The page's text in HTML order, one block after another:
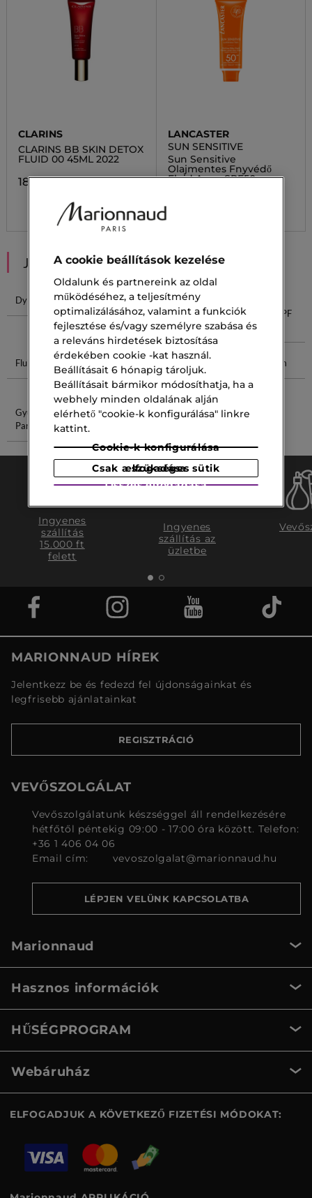
CLARINS
CLARINS BB SKIN DETOX
FLUID 00 45ML 2022
18 600,00 Ft
LANCASTER
SUN SENSITIVE
Sun Sensitive
Olajmentes Fnyvédő
Fluid Arcra SPF50
JAVASOLT NEKED
Dylan Blue SPF Spray Shiseido SPF
Rénergie SPF
50
Fluid Arcra
Eltávolító
Vitamin C
Rózsa Krém
Gyümölcsös
Parfüm
Parfüm Spray
Ingyenes
szállítás
15.000 ft
felett
Ingyenes
szállítás az
üzletbe
MARIONNAUD HÍREK
Jelentkezz be és fedezd fel újdonságainkat és
legfrisebb ajánlatainkat
REGISZTRÁCIÓ
VEVŐSZOLGÁLAT
Vevőszolgálatunk készséggel áll rendelkezésére
hétfőtől péntekig 09:00 - 17:00 óra között. Telefon:
+36 1 406 04 06
Email cím:
vevoszolgalat@marionnaud.hu
LÉPJEN VELÜNK KAPCSOLATBA
Marionnaud
Hasznos információk
HŰSÉGPROGRAM
Webáruház
ELFOGADJUK A KÖVETKEZŐ FIZETÉSI MÓDOKAT:
A cookie beállítások kezelése
Oldalunk és partnereink az oldal
működéséhez, a teljesítmény
optimalizálásához, valamint a funkciók
fejlesztése és/vagy személyre szabása és
a releváns hirdetések biztosítása
érdekében cookie -kat használ.
Beállításait 6 hónapig tároljuk.
Beállításait bármikor módosíthatja, ha a
webhely minden oldalának alján
elérhető "cookie-k konfigurálása" linkre
kattint.
Cookie-k konfigurálása
Csak a szükséges sütik elfogadása
Összes elfogadása